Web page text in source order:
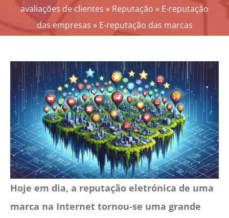
NEWS
SOBRE
CAIXA
A MINHA CONTA
SEARCH
FOR:
Português
avaliações de clientes » Reputação » E-reputação
das empresas » E-reputação das marcas
Hoje em dia, a reputação eletrónica de uma
marca na Internet tornou-se uma grande